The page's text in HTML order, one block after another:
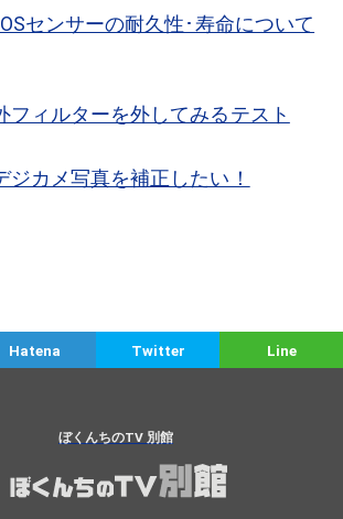
センサーの耐久性･寿命について
フィルターを外してみるテスト
ジカメ写真を補正したい！
Hatena Twitter Line
ぼくんちのTV 別館